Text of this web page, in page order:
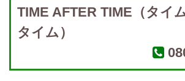
TIME AFTER TIME（タイ
タイム）